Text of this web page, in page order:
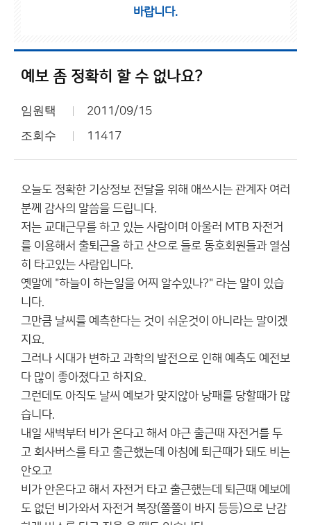
바랍니다.
예보 좀 정확히 할 수 없나요?
임원택 2011/09/15
조회수 11417
오늘도 정확한 기상정보 전달을 위해 애쓰시는 관계자 여러
분께 감사의 말씀을 드립니다.
저는 교대근무를 하고 있는 사람이며 아울러 MTB 자전거
를 이용해서 출퇴근을 하고 산으로 들로 동호회원들과 열심
히 타고있는 사람입니다.
옛말에 "하늘이 하는일을 어찌 알수있나?" 라는 말이 있습
니다.
그만큼 날씨를 예측한다는 것이 쉬운것이 아니라는 말이겠
지요.
그러나 시대가 변하고 과학의 발전으로 인해 예측도 예전보
다 많이 좋아졌다고 하지요.
그런데도 아직도 날씨 예보가 맞지않아 낭패를 당할때가 많
습니다.
내일 새벽부터 비가 온다고 해서 야근 출근때 자전거를 두
고 회사버스를 타고 출근했는데 아침에 퇴근때가 돼도 비는
안오고
비가 안온다고 해서 자전거 타고 출근했는데 퇴근때 예보에
도 없던 비가와서 자전거 복장(쫄쫄이 바지 등등)으로 난감